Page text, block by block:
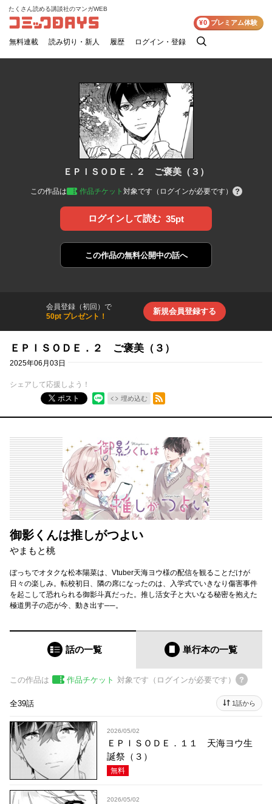
コミックDAYS
たくさん読める講談社のマンガWEB
無料連載 読み切り・新人 履歴 ログイン・登録
検
¥0 プレミアム体験
ＥＰＩＳＯＤＥ．２ ご褒美（３）
この作品は 作品チケット 対象です（ログインが必要です）
ログインして読む 35pt
この作品の無料公開中の話へ
会員登録（初回）で
50pt プレゼント！
新規会員登録する
ＥＰＩＳＯＤＥ．２ ご褒美（３）
2025年06月03日
シェアして応援しよう！
ポスト
埋め込む
RSSフィード
御影くんは推しがつよい
やまもと桃
ぼっちでオタクな松本陽菜は、Vtuber天海ヨウ様の配信を観ることだけが
日々の楽しみ。転校初日、隣の席になったのは、入学式でいきなり傷害事件
を起こして恐れられる御影斗真だった。推し活女子と大いなる秘密を抱えた
極道男子の恋が今、動き出す──。
話の一覧 単行本の一覧
この作品は 作品チケット 対象です（ログインが必要です）
全39話 1話から
2026/05/02
ＥＰＩＳＯＤＥ．１１ 天海ヨウ生
誕祭（３）
無料
2026/05/02